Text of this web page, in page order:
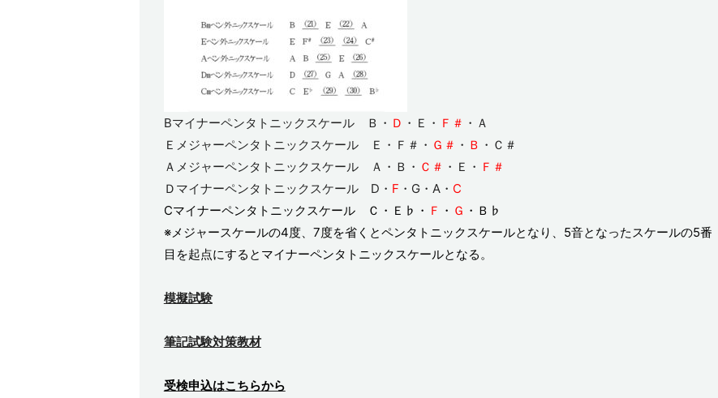
Bマイナーペンタトニックスケール Ｂ・ Ｄ ・Ｅ・ Ｆ＃ ・Ａ
Ｅメジャーペンタトニックスケール Ｅ・Ｆ＃・ Ｇ＃ ・ Ｂ ・Ｃ＃
Ａメジャーペンタトニックスケール Ａ・Ｂ・ Ｃ＃ ・Ｅ・ Ｆ＃
Ｄマイナーペンタトニックスケール D・ F ・G・A・ C
Cマイナーペンタトニックスケール Ｃ・Ｅ♭・ Ｆ ・ Ｇ ・Ｂ♭
※メジャースケールの4度、7度を省くとペンタトニックスケールとなり、5音となったスケールの5番
目を起点にするとマイナーペンタトニックスケールとなる。
模擬試験
筆記試験対策教材
受検申込はこちらから